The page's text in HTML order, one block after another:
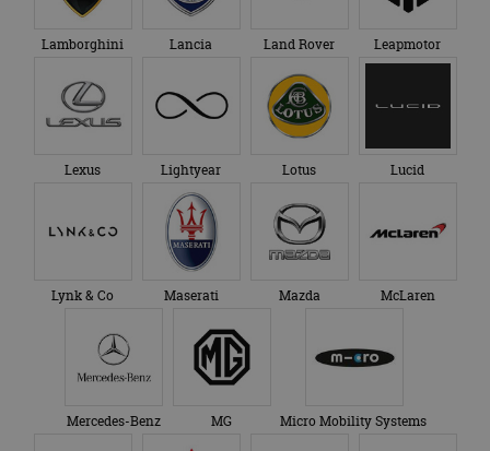
Lamborghini Lancia Land Rover Leapmotor
Lexus Lightyear Lotus Lucid
Lynk & Co Maserati Mazda McLaren
Mercedes-Benz MG Micro Mobility Systems